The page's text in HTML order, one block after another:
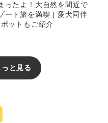
ったよ！大自然を間近で
ート旅を満喫 | 愛犬同伴
ットもご紹介
と見る